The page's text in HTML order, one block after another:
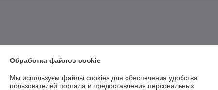
Обработка файлов cookie
Мы используем файлы cookies для обеспечения удобства
пользователей портала и предоставления персональных